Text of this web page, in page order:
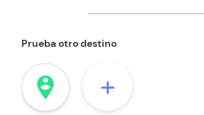
Prueba otro destino
person_pin_circle +